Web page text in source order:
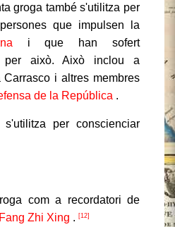
groga també s'utilitza per
que impulsen la
i que han sofert
per això.
Això inclou a
Carrasco i altres membres
de la República .
per conscienciar
com a recordatori de
Zhi Xing . [12]